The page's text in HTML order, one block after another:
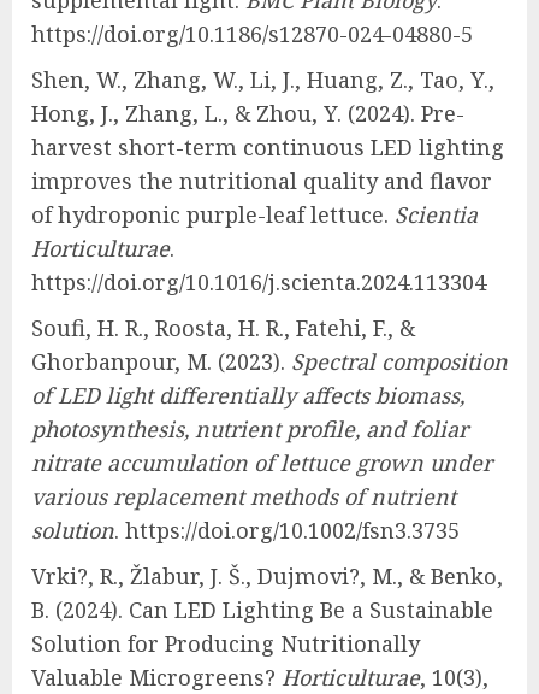
https://doi.org/10.1186/s12870-024-04880-5
Shen, W., Zhang, W., Li, J., Huang, Z., Tao, Y.,
Hong, J., Zhang, L., & Zhou, Y. (2024). Pre-
harvest short-term continuous LED lighting
improves the nutritional quality and flavor
of hydroponic purple-leaf lettuce. Scientia
Horticulturae.
https://doi.org/10.1016/j.scienta.2024.113304
Soufi, H. R., Roosta, H. R., Fatehi, F., &
Ghorbanpour, M. (2023). Spectral composition
of LED light differentially affects biomass,
photosynthesis, nutrient profile, and foliar
nitrate accumulation of lettuce grown under
various replacement methods of nutrient
solution. https://doi.org/10.1002/fsn3.3735
Vrki?, R., Žlabur, J. Š., Dujmovi?, M., & Benko,
B. (2024). Can LED Lighting Be a Sustainable
Solution for Producing Nutritionally
Valuable Microgreens? Horticulturae, 10(3),